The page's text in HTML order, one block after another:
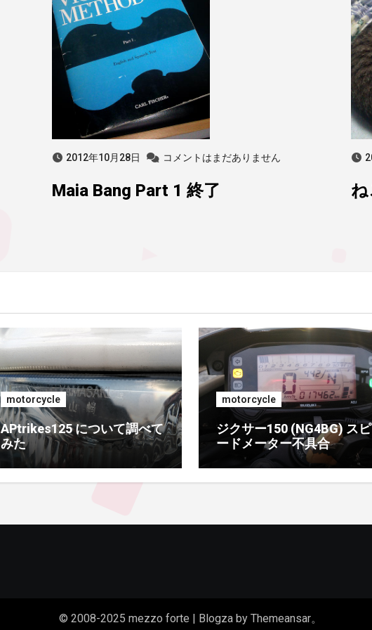
2012年10月28日 コメントはまだありません
Maia Bang Part 1 終了 ね
motorcycle
APtrikes125 について調べて
みた
motorcycle
ジクサー150 (NG4BG) スピ
ードメーター不具合
© 2008-2025 mezzo forte | Blogzaby Themeansar。